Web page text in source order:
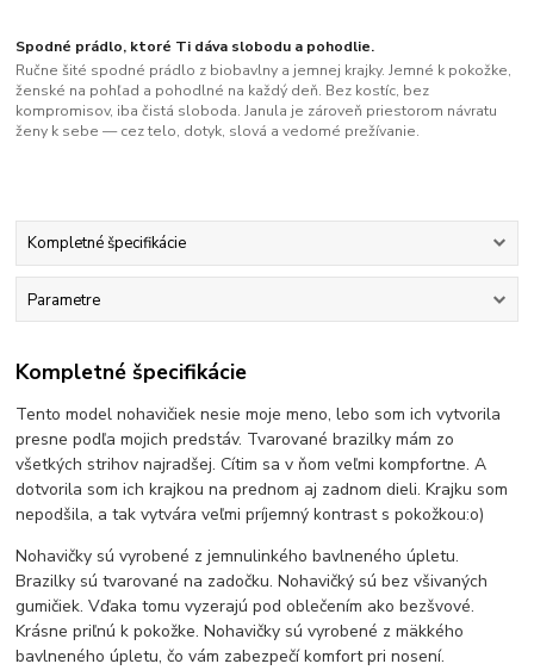
Spodné prádlo, ktoré Ti dáva slobodu a pohodlie.
Ručne šité spodné prádlo z biobavlny a jemnej krajky. Jemné k pokožke,
ženské na pohľad a pohodlné na každý deň. Bez kostíc, bez
kompromisov, iba čistá sloboda. Janula je zároveň priestorom návratu
ženy k sebe — cez telo, dotyk, slová a vedomé prežívanie.
Kompletné špecifikácie
Parametre
Kompletné špecifikácie
Tento model nohavičiek nesie moje meno, lebo som ich vytvorila
presne podľa mojich predstáv. Tvarované brazilky mám zo
všetkých strihov najradšej. Cítim sa v ňom veľmi kompfortne. A
dotvorila som ich krajkou na prednom aj zadnom dieli. Krajku som
nepodšila, a tak vytvára veľmi príjemný kontrast s pokožkou:o)
Nohavičky sú vyrobené z jemnulinkého bavlneného úpletu.
Brazilky sú tvarované na zadočku. Nohavičký sú bez všivaných
gumičiek. Vďaka tomu vyzerajú pod oblečením ako bezšvové.
Krásne priľnú k pokožke. Nohavičky sú vyrobené z mäkkého
bavlneného úpletu, čo vám zabezpečí komfort pri nosení.